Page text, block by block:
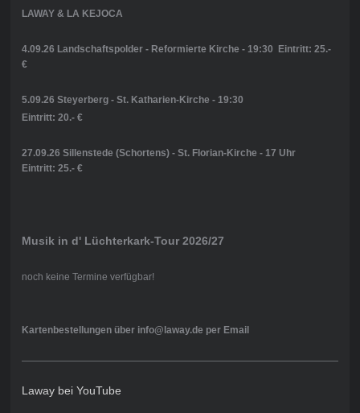
LAWAY & LA KEJOCA
4.09.26 Landschaftspolder - Reformierte Kirche - 19:30 Eintritt: 25.-
€
5.09.26 Steyerberg - St. Katharien-Kirche - 19:30
Eintritt: 20.- €
27.09.26 Sillenstede (Schortens) - St. Florian-Kirche - 17 Uhr
Eintritt: 25.- €
Musik in d' Lüchterkark-Tour 2026/27
noch keine Termine verfügbar!
Kartenbestellungen über info@laway.de per Email
Laway bei YouTube